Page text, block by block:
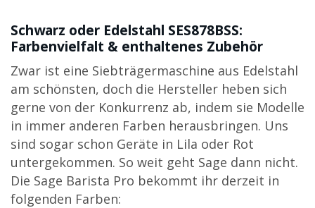
Schwarz oder Edelstahl SES878BSS:
Farbenvielfalt & enthaltenes Zubehör
Zwar ist eine Siebträgermaschine aus Edelstahl
am schönsten, doch die Hersteller heben sich
gerne von der Konkurrenz ab, indem sie Modelle
in immer anderen Farben herausbringen. Uns
sind sogar schon Geräte in Lila oder Rot
untergekommen. So weit geht Sage dann nicht.
Die Sage Barista Pro bekommt ihr derzeit in
folgenden Farben: